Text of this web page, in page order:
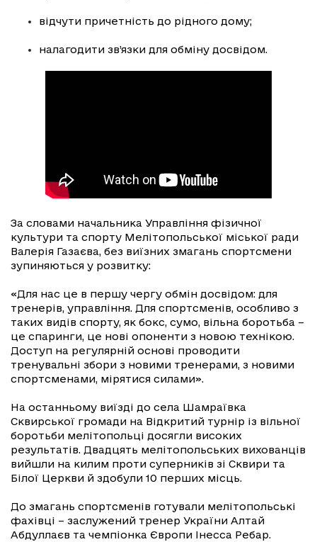
відчути причетність до рідного дому;
налагодити зв’язки для обміну досвідом.
За словами начальника Управління фізичної
культури та спорту Мелітопольської міської ради
Валерія Газаєва, без виїзних змагань спортсмени
зупиняються у розвитку:
«Для нас це в першу чергу обмін досвідом: для
тренерів, управління. Для спортсменів, особливо з
таких видів спорту, як бокс, сумо, вільна боротьба –
це спаринги, це нові опоненти з новою технікою.
Доступ на регулярній основі проводити
тренувальні збори з новими тренерами, з новими
спортсменами, мірятися силами».
На останньому виїзді до села Шамраївка
Сквирської громади на Відкритий турнір із вільної
боротьби мелітопольці досягли високих
результатів. Двадцять мелітопольських вихованців
вийшли на килим проти суперників зі Сквири та
Білої Церкви й здобули 10 перших місць.
До змагань спортсменів готували мелітопольські
фахівці – заслужений тренер України Алтай
Абдуллаєв та чемпіонка Європи Інесса Ребар.